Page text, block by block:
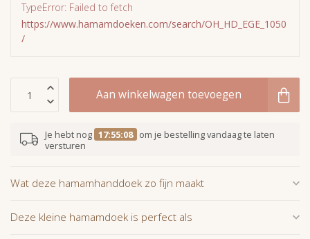
TypeError: Failed to fetch
https://www.hamamdoeken.com/search/OH_HD_EGE_1050
/
Aan winkelwagen toevoegen
Je hebt nog 17:55:08 om je bestelling vandaag te laten
versturen
Wat deze hamamhanddoek zo fijn maakt
Deze kleine hamamdoek is perfect als